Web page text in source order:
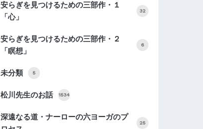
安らぎを見つけるための三部作・１
「心」
32
安らぎを見つけるための三部作・２
「瞑想」
6
未分類 5
松川先生のお話 1534
深遠なる道・ナーローの六ヨーガのプ
25